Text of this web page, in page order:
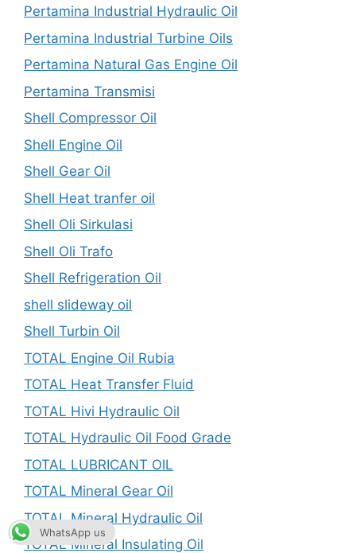
Pertamina Industrial Hydraulic Oil
Pertamina Industrial Turbine Oils
Pertamina Natural Gas Engine Oil
Pertamina Transmisi
Shell Compressor Oil
Shell Engine Oil
Shell Gear Oil
Shell Heat tranfer oil
Shell Oli Sirkulasi
Shell Oli Trafo
Shell Refrigeration Oil
shell slideway oil
Shell Turbin Oil
TOTAL Engine Oil Rubia
TOTAL Heat Transfer Fluid
TOTAL Hivi Hydraulic Oil
TOTAL Hydraulic Oil Food Grade
TOTAL LUBRICANT OIL
TOTAL Mineral Gear Oil
TOTAL Mineral Hydraulic Oil
TOTAL Mineral Insulating Oil
WhatsApp us